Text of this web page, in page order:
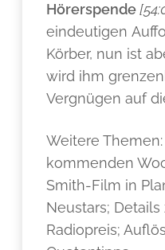
Hörerspende
eindeutigen
Körber, nun ist
wird ihm
Vergnügen auf
Weitere
kommenden
Smith-Film in
Neustars;
Radiopreis;